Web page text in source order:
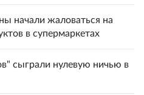
начали жаловаться на
в супермаркетах
сыграли нулевую ничью в